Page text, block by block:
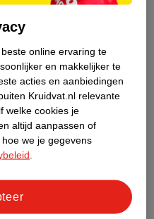
probeer daarna met een fijn
uit het haar te kammen. Zo
online ervaring te
en makkelijker te
acties en aanbiedingen
Kruidvat.nl relevante
welke cookies je
altijd aanpassen of
we je gegevens